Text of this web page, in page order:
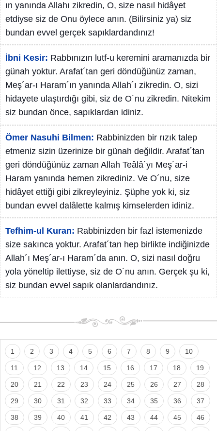
ın yanında Allahı zikredin, O, size nasıl hidâyet
etdiyse siz de Onu öylece anın. (Bilirsiniz ya) siz
bundan evvel gerçek sapıklardandınız!
İbni Kesir: Rabbınızın lutf-u keremini aramanızda bir
günah yoktur. Arafat´tan geri döndüğünüz zaman,
Meş´ar-ı Haram´ın yanında Allah´ı zikredin. O, sizi
hidayete ulaştırdığı gibi, siz de O´nu zikredin. Nitekim
siz bundan önce, sapıklardan idiniz.
Ömer Nasuhi Bilmen: Rabbinizden bir rızık talep
etmeniz sizin üzerinize bir günah değildir. Arafat´tan
geri döndüğünüz zaman Allah Teâlâ´yı Meş´ar-i
Haram yanında hemen zikrediniz. Ve O´nu, size
hidâyet ettiği gibi zikreyleyiniz. Şüphe yok ki, siz
bundan evvel dalâlette kalmış kimselerden idiniz.
Tefhim-ul Kuran: Rabbinizden bir fazl istemenizde
size sakınca yoktur. Arafat´tan hep birlikte indiğinizde
Allah´ı Meş´ar-ı Haram´da anın. O, sizi nasıl doğru
yola yöneltip ilettiyse, siz de O´nu anın. Gerçek şu ki,
siz bundan evvel sapık olanlardandınız.
1 2 3 4 5 6 7 8 9 10
11 12 13 14 15 16 17 18 19
20 21 22 23 24 25 26 27 28
29 30 31 32 33 34 35 36 37
38 39 40 41 42 43 44 45 46